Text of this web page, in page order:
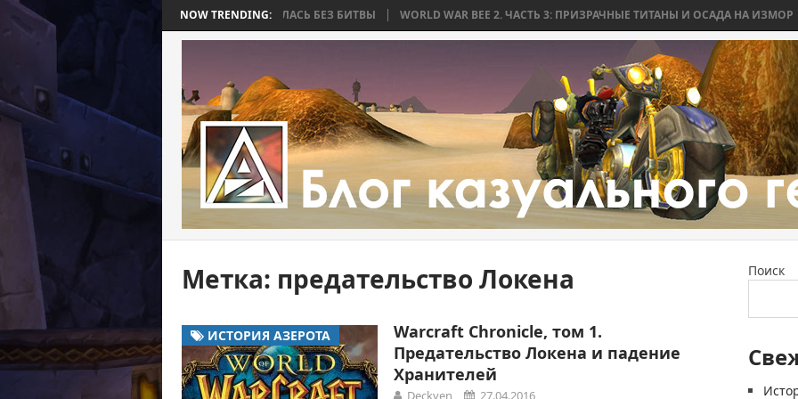
NOW TRENDING:
BEE 2. ЧАСТЬ 4: ВОЙНА, КОТОРАЯ ЗАКОНЧИЛАСЬ БЕЗ БИТВЫ WORLD WAR BEE 2. ЧАСТЬ 3: ПРИЗРАЧНЫЕ ТИТАНЫ И ОСАДА НА ИЗМОР
Метка: предательство Локена
ИСТОРИЯ АЗЕРОТА
Warcraft Chronicle, том 1.
Предательство Локена и падение
Хранителей
Deckven 27.04.2016
Поиск